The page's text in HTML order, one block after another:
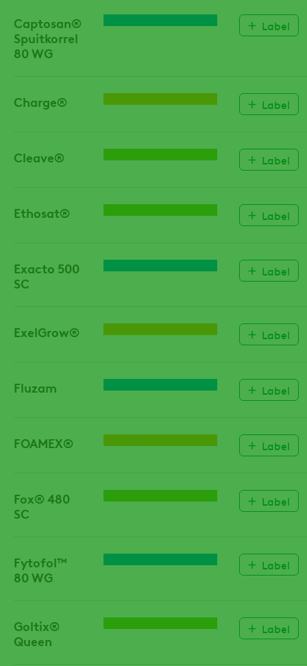
Captosan®
Spuitkorrel
80 WG
Label
Charge® Label
Cleave® Label
Ethosat® Label
Exacto 500
SC
Label
ExelGrow® Label
Fluzam Label
FOAMEX® Label
Fox® 480
SC
Label
Fytofol™
80 WG
Label
Goltix®
Queen
Label